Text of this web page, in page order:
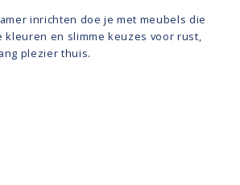
inrichten doe je met meubels die
kleuren en slimme keuzes voor rust,
plezier thuis.